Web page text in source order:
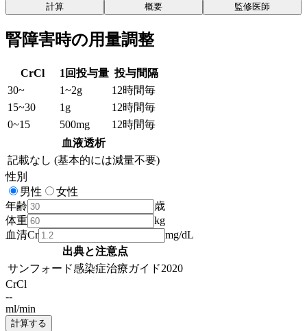
計算 概要 監修医師
腎障害時の用量調整
CrCl 1回投与量 投与間隔
30~ 1~2g
12時間毎
15~30 1g
12時間毎
0~15 500mg
12時間毎
血液透析
記載なし (基本的には減量不要)
性別
男性
女性
年齢
歳
体重
kg
血清Cr
mg/dL
出典と注意点
サンフォード感染症治療ガイド2020
CrCl
--
ml/min
計算する